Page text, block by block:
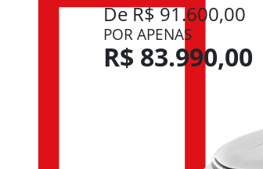
De R$ 91.600,00
POR APENAS
R$ 83.990,00